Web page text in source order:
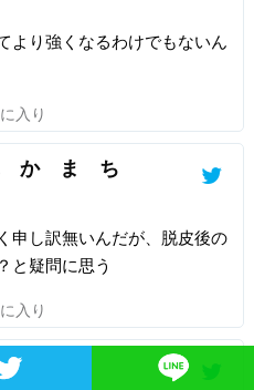
より強くなるわけでもないん
入り
か ま ち
申し訳無いんだが、脱皮後の
と疑問に思う
入り
シェア Twitterでシェア